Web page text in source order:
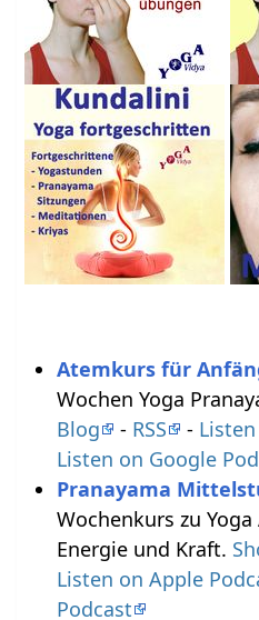
Atemkurs für
Wochen Yoga
Blog
- RSS -
Listen on Google
Pranayama
Wochenkurs zu
Energie und Kraft.
Listen on Apple
Podcast